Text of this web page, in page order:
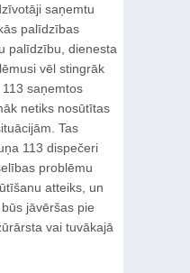
saņemtu
palīdzības
palīdzību, dienesta
vēl stingrāk
saņemtos
netiks nosūtītas
Tas
113 dispečeri
problēmu
atteiks, un
jāvēršas pie
vai tuvākajā